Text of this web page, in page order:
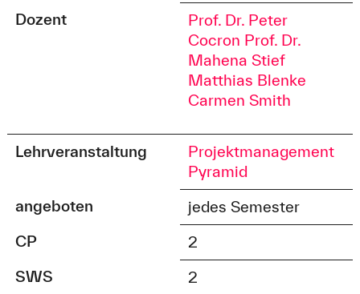
Dozent
Prof. Dr. Peter
Cocron Prof. Dr.
Mahena Stief
Matthias Blenke
Carmen Smith
Lehrveranstaltung
Projektmanagement
Pyramid
angeboten
jedes Semester
CP
2
SWS
2